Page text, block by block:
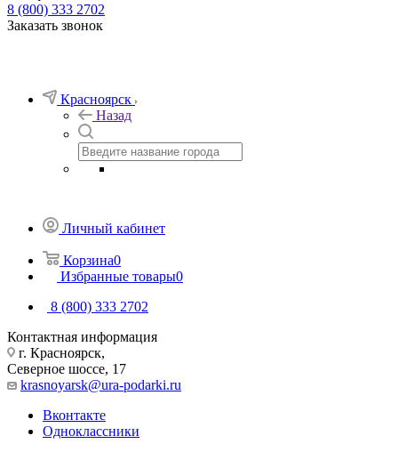
8 (800) 333 2702
Заказать звонок
Красноярск
Назад
Личный кабинет
Корзина0
Избранные товары0
8 (800) 333 2702
Контактная информация
г. Красноярск,
Северное шоссе, 17
krasnoyarsk@ura-podarki.ru
Вконтакте
Одноклассники